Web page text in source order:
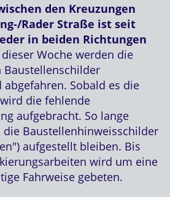
den Kreuzungen
Rader Straße ist seit
in beiden Richtungen
Woche werden die
Baustellenschilder
Sobald es die
die fehlende
aufgebracht. So lange
Baustellenhinweisschilder
aufgestellt bleiben. Bis
wird um eine
Fahrweise gebeten.